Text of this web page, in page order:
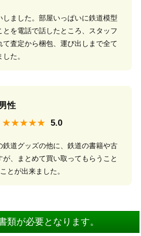
ました。部屋いっぱいに鉄道模型
を電話で話したところ、スタッフ
て査定から梱包、運び出しまで全て
た。
性
★★★★★
鉄道グッズの他に、鉄道の書籍や古
、まとめて買い取ってもらうこと
とが出来ました。
類が必要となります。